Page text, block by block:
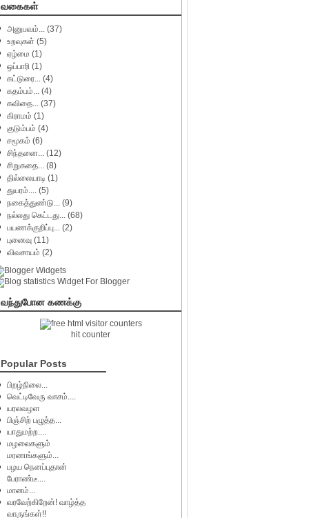
வகைகள்
அனுபவம்... (37)
உறவுகள் (5)
ஏழ்மை (1)
ஒப்பாரி (1)
கட்டுரை... (4)
கதம்பம்... (4)
கவிதை... (37)
கிராமம் (1)
குடும்பம் (4)
சமூகம் (6)
சிந்தனை... (12)
சிறுகதை... (8)
தில்லையாடி (1)
துயரம்.... (5)
நகைத்துண்டு... (9)
நல்லது கெட்டது... (68)
பயணக்குறிப்பு... (2)
புனைவு (11)
விவசாயம் (2)
வந்துபோன கணக்கு
hit counter
Popular Posts
பிறழ்நிலை...
வெட்டிவேரு வாசம்....
யரலவழள
பிஞ்சிற் பழுத்த...
யாதுமற்ற....
மழலைகளும்
மரணங்களும்...
பழய நெனப்புதான்
பேராண்டீ....
மானம்...
வரவேற்கிறேன்! வாழ்த்த
வாருங்கள்!!